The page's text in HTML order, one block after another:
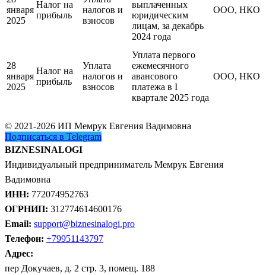
января
2025
Налог на
прибыль
налогов и
взносов
выплаченных
юридическим
лицам, за декабрь
2024 года
ООО, НКО
28
января
2025
Налог на
прибыль
Уплата
налогов и
взносов
Уплата первого
ежемесячного
авансового
платежа в I
квартале 2025 года
ООО, НКО
© 2021-2026 ИП Мемрук Евгения Вадимовна
Подписаться в Telegram
BIZNESINALOGI
Индивидуальный предприниматель Мемрук Евгения
Вадимовна
ИНН: 772074952763
ОГРНИП: 312774614600176
Email: support@biznesinalogi.pro
Телефон: +79951143797
Адрес:
пер Докучаев, д. 2 стр. 3, помещ. 188